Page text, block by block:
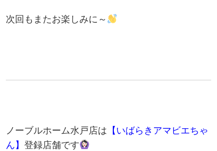
次回もまたお楽しみに～
ノーブルホーム水戸店は 【いばらきアマビエちゃ
ん】 登録店舗です